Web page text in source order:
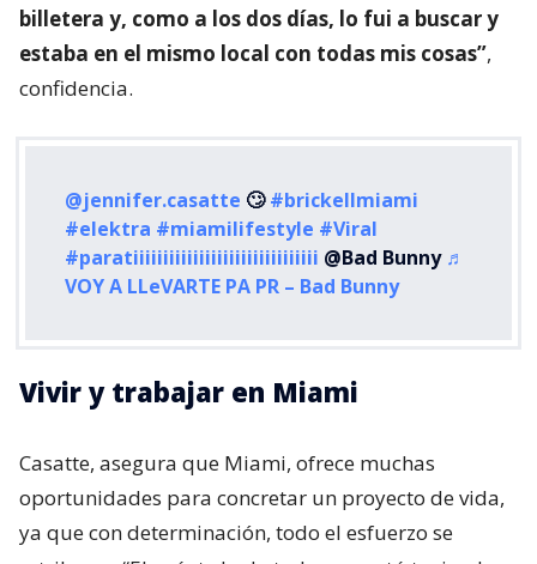
billetera y, como a los dos días, lo fui a buscar y
estaba en el mismo local con todas mis cosas”,
confidencia.
@jennifer.casatte 🙄#brickellmiami
#elektra #miamilifestyle #Viral
#paratiiiiiiiiiiiiiiiiiiiiiiiiiiiiiii @Bad Bunny ♬
VOY A LLeVARTE PA PR – Bad Bunny
Vivir y trabajar en Miami
Casatte, asegura que Miami, ofrece muchas
oportunidades para concretar un proyecto de vida,
ya que con determinación, todo el esfuerzo se